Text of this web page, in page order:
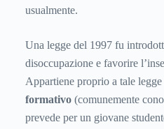
usualmente.
Una legge del 1997 fu
disoccupazione e favorire
Appartiene proprio a tale
formativo (comunemente
prevede per un giovane